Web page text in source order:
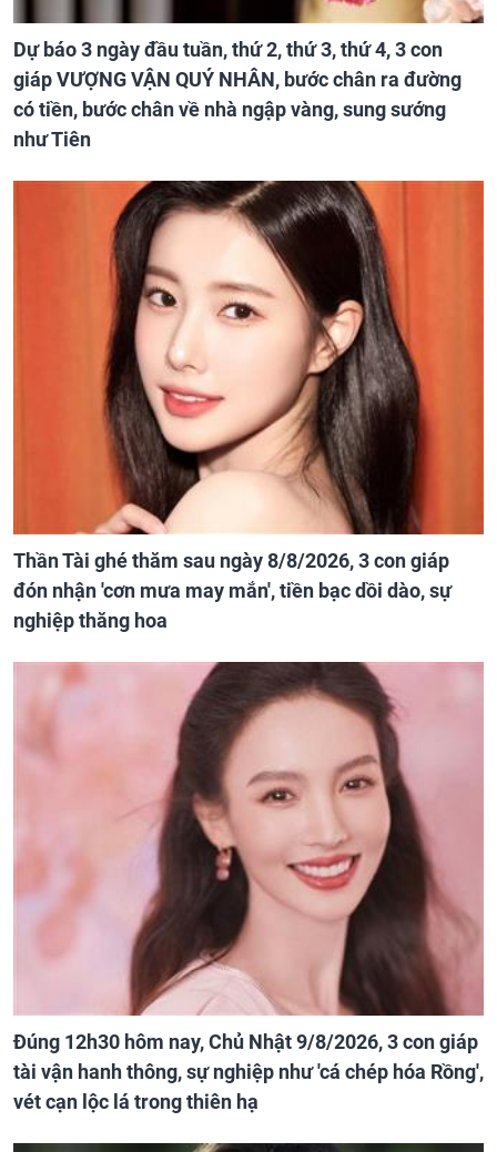
Dự báo 3 ngày đầu tuần, thứ 2, thứ 3, thứ 4, 3 con
giáp VƯỢNG VẬN QUÝ NHÂN, bước chân ra đường
có tiền, bước chân về nhà ngập vàng, sung sướng
như Tiên
Thần Tài ghé thăm sau ngày 8/8/2026, 3 con giáp
đón nhận 'cơn mưa may mắn', tiền bạc dồi dào, sự
nghiệp thăng hoa
Đúng 12h30 hôm nay, Chủ Nhật 9/8/2026, 3 con giáp
tài vận hanh thông, sự nghiệp như 'cá chép hóa Rồng',
vét cạn lộc lá trong thiên hạ